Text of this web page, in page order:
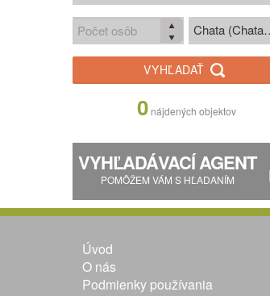
Chata
VYHĽADAŤ
0 nájdených objektov
VYHĽADÁVACÍ AGENT
POMÔŽEM VÁM S HĽADANÍM
Úvod
O nás
Podmienky používania